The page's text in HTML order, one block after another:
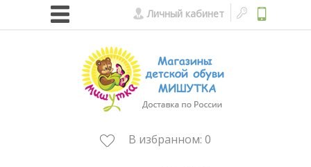
Личный кабинет
В избранном: 0